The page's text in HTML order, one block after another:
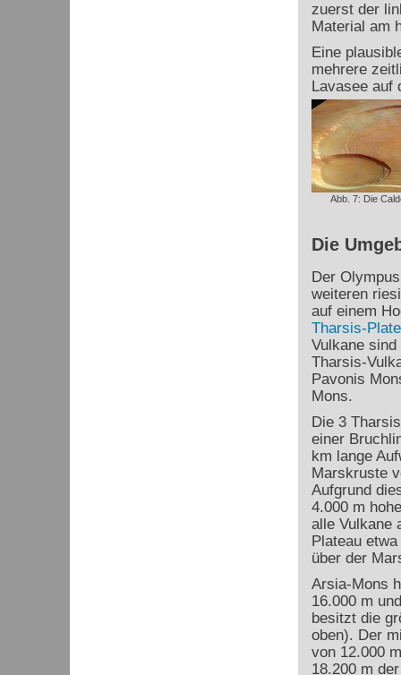
zuerst der
Material am
Eine
mehrere
Lavasee auf
Abb. 7: Die
Die
Der
weiteren
auf einem
Tharsis-
Vulkane sind
Tharsis-
Pavonis
Mons.
Die 3
einer
km lange
Marskruste
Aufgrund
4.000 m
alle Vulkane
Plateau
über der
Arsia-Mons
16.000 m
besitzt die
oben). Der
von 12.000
18.200 m